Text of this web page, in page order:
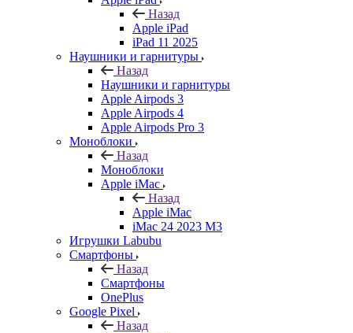
Назад
Apple iPad
iPad 11 2025
Наушники и гарнитуры
Назад
Наушники и гарнитуры
Apple Airpods 3
Apple Airpods 4
Apple Airpods Pro 3
Моноблоки
Назад
Моноблоки
Apple iMac
Назад
Apple iMac
iMac 24 2023 M3
Игрушки Labubu
Смартфоны
Назад
Смартфоны
OnePlus
Google Pixel
Назад